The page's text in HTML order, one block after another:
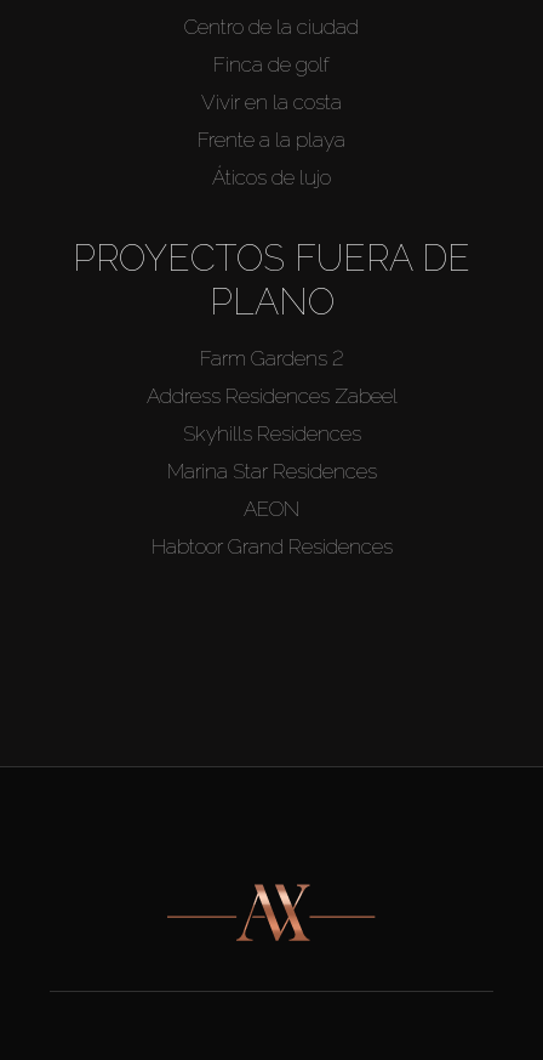
Centro de la ciudad
Finca de golf
Vivir en la costa
Frente a la playa
Áticos de lujo
PROYECTOS FUERA DE
PLANO
Farm Gardens 2
Address Residences Zabeel
Skyhills Residences
Marina Star Residences
AEON
Habtoor Grand Residences